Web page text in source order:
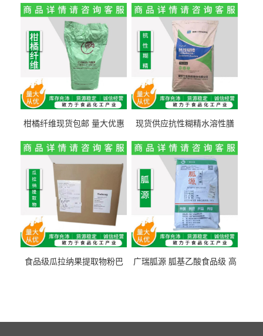
柑橘纤维现货包邮 量大优惠
现货供应抗性糊精水溶性膳
量1kg包邮
食品级瓜拉纳果提取物粉巴
广瑞胍源 胍基乙酸食品级 高